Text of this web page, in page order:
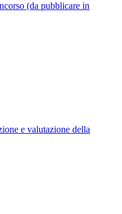
(da pubblicare in
e valutazione della